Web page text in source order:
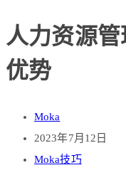
人力资源
优势
Moka
2023年7月12日
Moka技巧